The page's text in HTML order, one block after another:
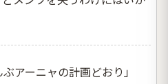
アーニャの計画どおり」